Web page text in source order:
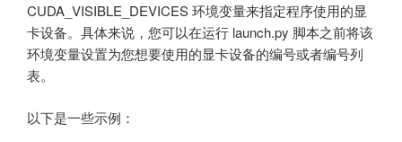
CUDA_VISIBLE_DEVICES 环境变量来指定程序使用的显
卡设备。具体来说，您可以在运行 launch.py 脚本之前将该
环境变量设置为您想要使用的显卡设备的编号或者编号列
表。
以下是一些示例：